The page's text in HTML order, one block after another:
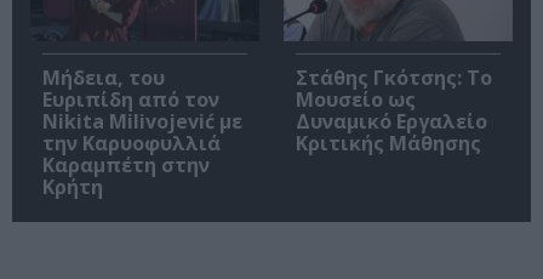
Μήδεια, του
Ευριπίδη από τον
Nikita Milivojević με
την Καρυοφυλλιά
Καραμπέτη στην
Κρήτη
Στάθης Γκότσης: Το
Μουσείο ως
Δυναμικό Εργαλείο
Κριτικής Μάθησης